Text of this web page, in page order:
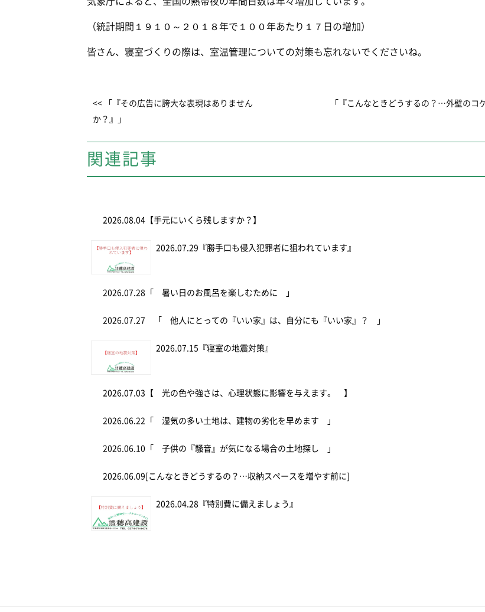
（統計期間１９１０～２０１８年で１００年あたり１７日の増加）
皆さん、寝室づくりの際は、室温管理についての対策も忘れないでくださいね。
<< 「『その広告に誇大な表現はありません
か？』」
「『こんなときどうするの？…外壁のコ
関連記事
2026.08.04 【手元にいくら残しますか？】
2026.07.29 『勝手口も侵入犯罪者に狙われています』
2026.07.28 「 暑い日のお風呂を楽しむために 」
2026.07.27 「 他人にとっての『いい家』は、自分にも『いい家』？ 」
2026.07.15 『寝室の地震対策』
2026.07.03 【 光の色や強さは、心理状態に影響を与えます。 】
2026.06.22 「 湿気の多い土地は、建物の劣化を早めます 」
2026.06.10 「 子供の『騒音』が気になる場合の土地探し 」
2026.06.09 [こんなときどうするの？…収納スペースを増やす前に]
2026.04.28 『特別費に備えましょう』